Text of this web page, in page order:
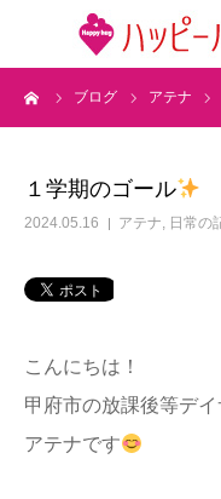
ブログ アテナ
１学期のゴール
2024.05.16 アテナ, 日常の
こんにちは！
甲府市の放課後等デイ
アテナです
2つの特徴
求人情報
運営会社